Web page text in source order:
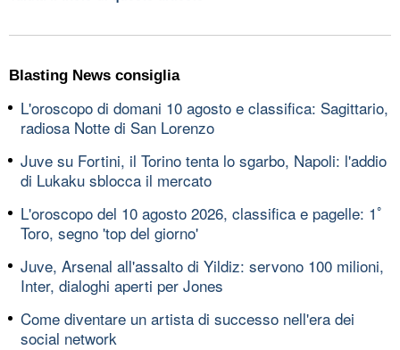
Blasting News consiglia
L'oroscopo di domani 10 agosto e classifica: Sagittario,
radiosa Notte di San Lorenzo
Juve su Fortini, il Torino tenta lo sgarbo, Napoli: l'addio
di Lukaku sblocca il mercato
L'oroscopo del 10 agosto 2026, classifica e pagelle: 1ﾟ
Toro, segno 'top del giorno'
Juve, Arsenal all'assalto di Yildiz: servono 100 milioni,
Inter, dialoghi aperti per Jones
Come diventare un artista di successo nell'era dei
social network